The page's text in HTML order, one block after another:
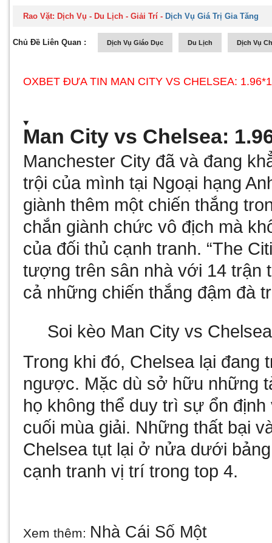
Rao Vặt: Dịch Vụ - Du Lịch - Giải Trí - Dịch Vụ Giá Trị Gia Tăng
Chủ Đề Liên Quan : Dịch Vụ Giáo Dục Du Lịch Dịch Vụ
OXBET ĐƯA TIN MAN CITY VS CHELSEA:
Man City vs Chelsea:
Manchester City đã và đang
trội của mình tại Ngoại hạng
giành thêm một chiến thắng
chắn giành chức vô địch mà
của đối thủ cạnh tranh. “The
tượng trên sân nhà với 14 trận
cả những chiến thắng đậm đà
Soi kèo Man City vs Chelsea
Trong khi đó, Chelsea lại đang
ngược. Mặc dù sở hữu những
họ không thể duy trì sự ổn
cuối mùa giải. Những thất bại
Chelsea tụt lại ở nửa dưới
cạnh tranh vị trí trong top 4.
Xem thêm: Nhà Cái Số Một